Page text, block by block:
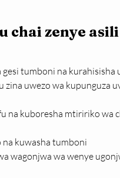
chai zenye
tumboni na kurahisisha
zina uwezo wa kupunguza
na kuboresha mtiririko wa
na kuwasha tumboni
wagonjwa wa wenye